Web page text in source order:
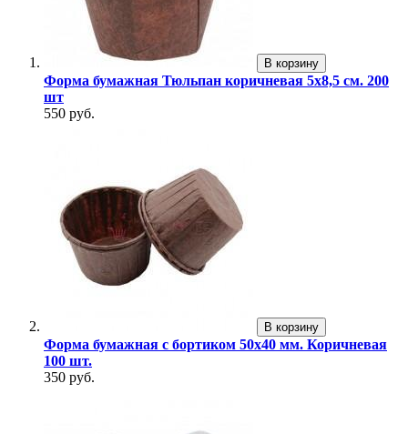
В корзину
Форма бумажная Тюльпан коричневая 5х8,5 см. 200
шт
550 руб.
В корзину
Форма бумажная с бортиком 50х40 мм. Коричневая
100 шт.
350 руб.